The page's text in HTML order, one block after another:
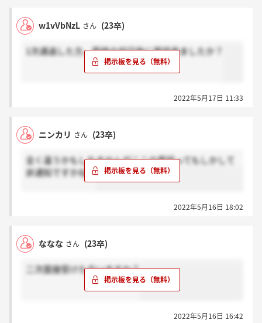
w1vVbNzL さん (23卒)
1次通過した方、面接の何日後に電話来ましたか？
2022年5月17日 11:33
ニンカリ さん (23卒)
全く違うかもしれませんがここの電話ってもしかして
非通知ですかね？
2022年5月16日 18:02
ななな さん (23卒)
二次面接受けた方いますか？
2022年5月16日 16:42